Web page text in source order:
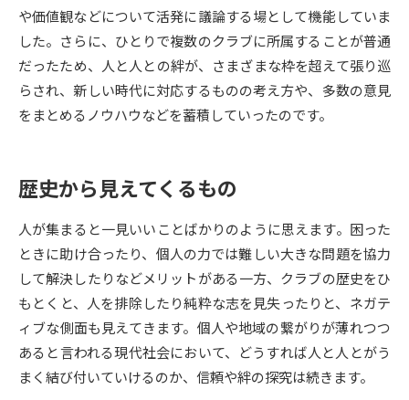
来場型・Web型イベント特集 夢ナビライブ
受験準備 資料検索
併願校選び 受験スケジュールを立てよう
先輩が入学を決めた理由 テレメール全国一斉進学調査
新生活お役立ちガイド
学問発見 学問検索
や価値観などについて活発に議論する場として機能していま
した。さらに、ひとりで複数のクラブに所属することが普通
だったため、人と人との絆が、さまざまな枠を超えて張り巡
らされ、新しい時代に対応するものの考え方や、多数の意見
をまとめるノウハウなどを蓄積していったのです。
歴史から見えてくるもの
人が集まると一見いいことばかりのように思えます。困った
ときに助け合ったり、個人の力では難しい大きな問題を協力
して解決したりなどメリットがある一方、クラブの歴史をひ
もとくと、人を排除したり純粋な志を見失ったりと、ネガテ
ィブな側面も見えてきます。個人や地域の繋がりが薄れつつ
あると言われる現代社会において、どうすれば人と人とがう
まく結び付いていけるのか、信頼や絆の探究は続きます。